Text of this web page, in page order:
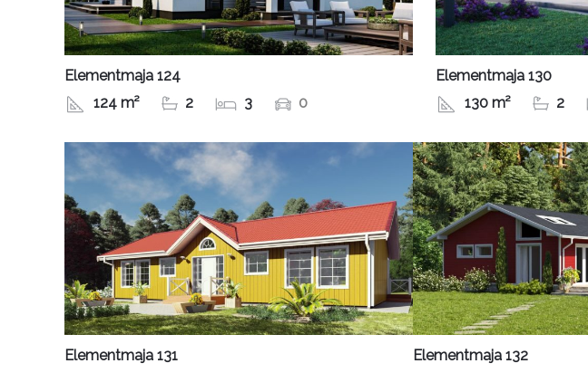
Elementmaja 124
124 m²
2 3 0
Elementmaja 130
130 m²
2
Elementmaja 131
Elementmaja 132